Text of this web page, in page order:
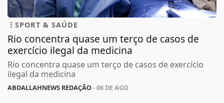
SPORT & SAÚDE
Rio concentra quase um terço de casos de
exercício ilegal da medicina
Rio concentra quase um terço de casos de exercício
ilegal da medicina
ABDALLAHNEWS REDAÇÃO- 06 DE AGO